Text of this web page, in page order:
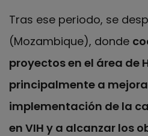
Tras ese periodo, se
(Mozambique), donde
proyectos en el área de
principalmente a
implementación de la
en VIH y a alcanzar los